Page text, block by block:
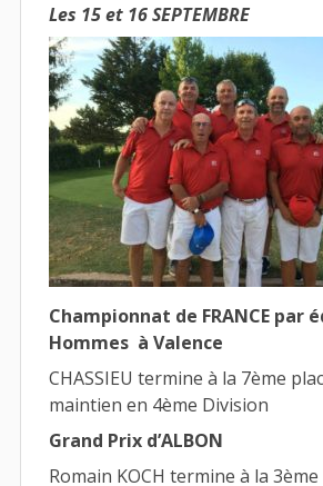
Les 15 et 16 SEPTEMBRE
Championnat de FRANCE par
Hommes à Valence
CHASSIEU termine à la 7ème
maintien en 4ème Division
Grand Prix d’ALBON
Romain KOCH termine à la 3ème